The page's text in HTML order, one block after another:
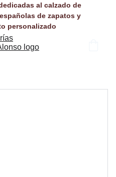
al calzado de
de zapatos y
personalizado